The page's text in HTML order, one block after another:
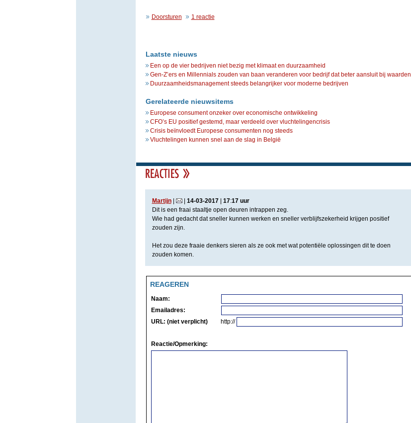
Doorsturen 1 reactie
Laatste nieuws
Een op de vier bedrijven niet bezig met klimaat en duurzaamheid
Gen-Z’ers en Millennials zouden van baan veranderen voor bedrijf dat beter aansluit bij waarden
Duurzaamheidsmanagement steeds belangrijker voor moderne bedrijven
Gerelateerde nieuwsitems
Europese consument onzeker over economische ontwikkeling
CFO’s EU positief gestemd, maar verdeeld over vluchtelingencrisis
Crisis beïnvloedt Europese consumenten nog steeds
Vluchtelingen kunnen snel aan de slag in België
Martijn| | 14-03-2017| 17:17 uur
Dit is een fraai staaltje open deuren intrappen zeg.
Wie had gedacht dat sneller kunnen werken en sneller verblijfszekerheid krijgen positief
zouden zijn.
Het zou deze fraaie denkers sieren als ze ook met wat potentiële oplossingen dit te doen
zouden komen.
REAGEREN
Naam:
Emailadres:
URL: (niet verplicht)
http://
Reactie/Opmerking: